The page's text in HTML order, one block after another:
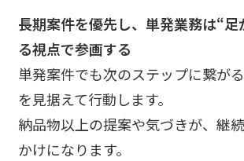
長期案件を優先し、単発業務は“足
る視点で参画する
単発案件でも次のステップに繋が
を見据えて行動します。
納品物以上の提案や気づきが、継
かけになります。